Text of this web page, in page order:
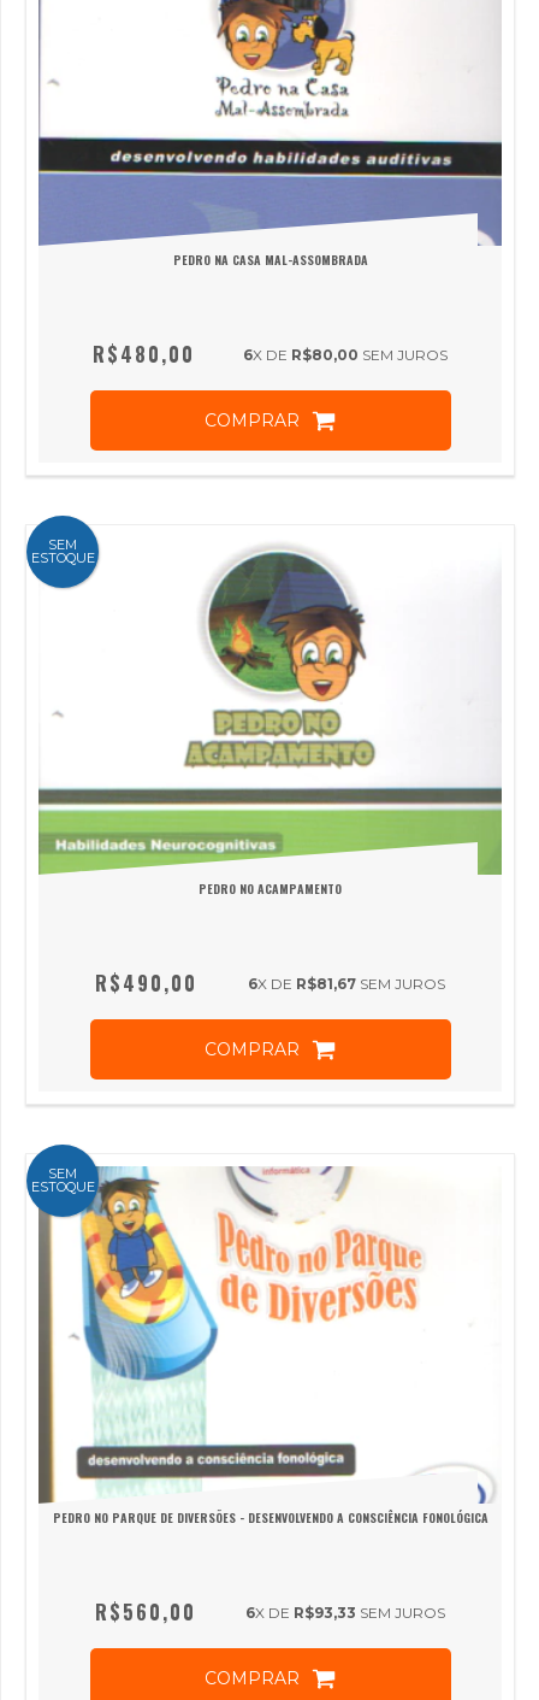
PEDRO NA CASA MAL-ASSOMBRADA
R$480,00 6X DE R$80,00 SEM JUROS
COMPRAR
SEM
ESTOQUE
PEDRO NO ACAMPAMENTO
R$490,00 6X DE R$81,67 SEM JUROS
COMPRAR
SEM
ESTOQUE
PEDRO NO PARQUE DE DIVERSÕES - DESENVOLVENDO A CONSCIÊNCIA FONOLÓGICA
R$560,00 6X DE R$93,33 SEM JUROS
COMPRAR